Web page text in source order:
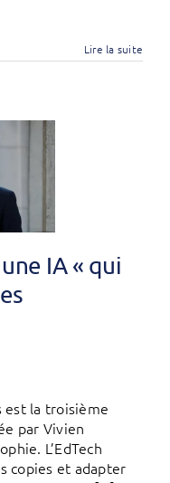
Lire la suite
IA « qui
est la troisième
par Vivien
L’EdTech
copies et adapter